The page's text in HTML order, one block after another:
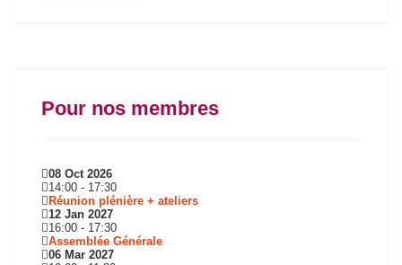
Pour nos membres
08 Oct 2026
14:00 - 17:30
Réunion plénière + ateliers
12 Jan 2027
16:00 - 17:30
Assemblée Générale
06 Mar 2027